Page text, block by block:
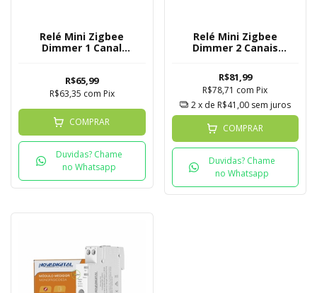
Relé Mini Zigbee
Dimmer 1 Canal
R$65,99
R$63,35 com Pix
COMPRAR
Duvidas? Chame
no Whatsapp
Relé Mini Zigbee
Dimmer 2 Canais
R$81,99
R$78,71 com Pix
2x de R$41,00 sem juros
COMPRAR
Duvidas? Chame
no Whatsapp